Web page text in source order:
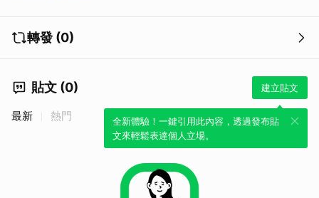
轉發 (0)
貼文 (0) 建立貼文
全新體驗！一鍵引用此內容，透過發布貼
文來輕鬆表達個人立場。
最新 熱門